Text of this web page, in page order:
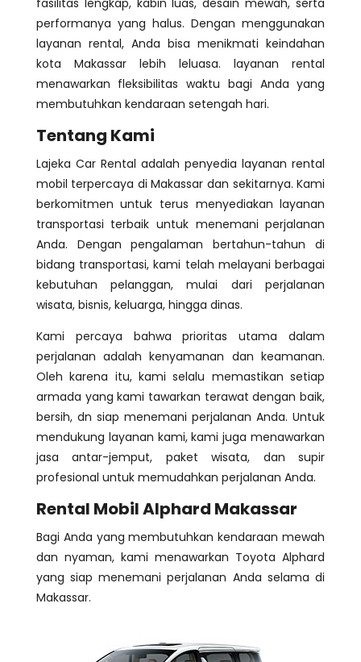
performanya yang halus. Dengan menggunakan
layanan rental, Anda bisa menikmati keindahan
kota Makassar lebih leluasa. layanan rental
menawarkan fleksibilitas waktu bagi Anda yang
membutuhkan kendaraan setengah hari.
Tentang Kami
Lajeka Car Rental adalah penyedia layanan rental
mobil terpercaya di Makassar dan sekitarnya. Kami
berkomitmen untuk terus menyediakan layanan
transportasi terbaik untuk menemani perjalanan
Anda. Dengan pengalaman bertahun-tahun di
bidang transportasi, kami telah melayani berbagai
kebutuhan pelanggan, mulai dari perjalanan
wisata, bisnis, keluarga, hingga dinas.
Kami percaya bahwa prioritas utama dalam
perjalanan adalah kenyamanan dan keamanan.
Oleh karena itu, kami selalu memastikan setiap
armada yang kami tawarkan terawat dengan baik,
bersih, dn siap menemani perjalanan Anda. Untuk
mendukung layanan kami, kami juga menawarkan
jasa antar-jemput, paket wisata, dan supir
profesional untuk memudahkan perjalanan Anda.
Rental Mobil Alphard Makassar
Bagi Anda yang membutuhkan kendaraan mewah
dan nyaman, kami menawarkan Toyota Alphard
yang siap menemani perjalanan Anda selama di
Makassar.